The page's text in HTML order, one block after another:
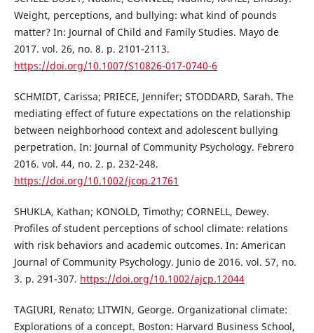
Weight, perceptions, and bullying: what kind of pounds
matter? In: Journal of Child and Family Studies. Mayo de
2017. vol. 26, no. 8. p. 2101-2113.
https://doi.org/10.1007/S10826-017-0740-6
SCHMIDT, Carissa; PRIECE, Jennifer; STODDARD, Sarah. The
mediating effect of future expectations on the relationship
between neighborhood context and adolescent bullying
perpetration. In: Journal of Community Psychology. Febrero
2016. vol. 44, no. 2. p. 232-248.
https://doi.org/10.1002/jcop.21761
SHUKLA, Kathan; KONOLD, Timothy; CORNELL, Dewey.
Profiles of student perceptions of school climate: relations
with risk behaviors and academic outcomes. In: American
Journal of Community Psychology. Junio de 2016. vol. 57, no.
3. p. 291-307. https://doi.org/10.1002/ajcp.12044
TAGIURI, Renato; LITWIN, George. Organizational climate:
Explorations of a concept. Boston: Harvard Business School,